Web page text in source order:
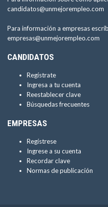
candidatos@unmejorempleo.com
Para información a empresas
empresas@unmejorempleo.com
CANDIDATOS
Regístrate
Ingresa a tu cuenta
Reestablecer clave
Búsquedas frecuentes
EMPRESAS
Regístrese
Ingrese a su cuenta
Recordar clave
Normas de publicación